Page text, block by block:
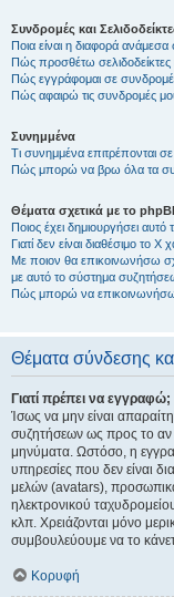
Συνδρομές και
Ποια είναι η διαφορά
Πώς προσθέτω
Πώς εγγράφομαι σε
Πώς αφαιρώ τις συνδρομές
Συνημμένα
Τι συνημμένα επιτρέπονται
Πώς μπορώ να βρω όλα τα
Θέματα σχετικά με το
Ποιος έχει δημιουργήσει
Γιατί δεν είναι διαθέσιμο το Χ
Με ποιον θα επικοινωνήσω
με αυτό το σύστημα
Πώς μπορώ να επικοινωνήσω
Θέματα σύνδεσης
Γιατί πρέπει να εγγραφώ;
Ίσως να μην είναι
συζητήσεων ως προς το αν
μηνύματα. Ωστόσο, η
υπηρεσίες που δεν είναι
μελών (avatars),
ηλεκτρονικού
κλπ. Χρειάζονται μόνο
συμβουλεύουμε να το
Κορυφή